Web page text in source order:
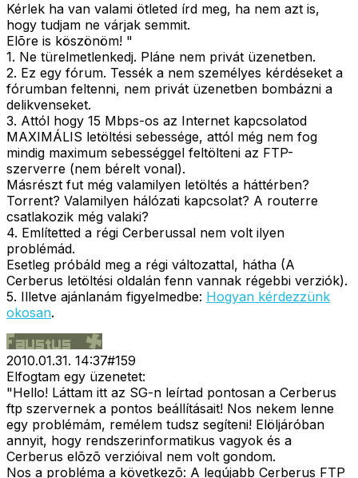
Kérlek ha van valami ötleted írd meg, ha nem azt is,
hogy tudjam ne várjak semmit.
Elõre is köszönöm! "
1. Ne türelmetlenkedj. Pláne nem privát üzenetben.
2. Ez egy fórum. Tessék a nem személyes kérdéseket a
fórumban feltenni, nem privát üzenetben bombázni a
delikvenseket.
3. Attól hogy 15 Mbps-os az Internet kapcsolatod
MAXIMÁLIS letöltési sebessége, attól még nem fog
mindig maximum sebességgel feltölteni az FTP-
szerverre (nem bérelt vonal).
Másrészt fut még valamilyen letöltés a háttérben?
Torrent? Valamilyen hálózati kapcsolat? A routerre
csatlakozik még valaki?
4. Említetted a régi Cerberussal nem volt ilyen
problémád.
Esetleg próbáld meg a régi változattal, hátha (A
Cerberus letöltési oldalán fenn vannak régebbi verziók).
5. Illetve ajánlanám figyelmedbe: Hogyan kérdezzünk
okosan.
2010.01.31. 14:37#159
Elfogtam egy üzenetet:
"Hello! Láttam itt az SG-n leírtad pontosan a Cerberus
ftp szervernek a pontos beállításait! Nos nekem lenne
egy problémám, remélem tudsz segíteni! Elöljáróban
annyit, hogy rendszerinformatikus vagyok és a
Cerberus elõzõ verzióival nem volt gondom.
Nos a probléma a következõ: A legújabb Cerberus FTP